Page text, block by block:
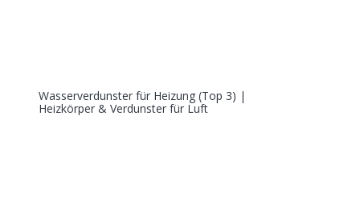
Wasserverdunster für Heizung (Top 3) |
Heizkörper & Verdunster für Luft